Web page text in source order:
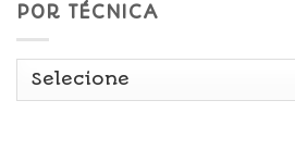
POR TÉCNICA